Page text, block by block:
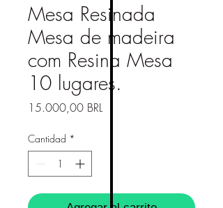
Mesa Resinada
Mesa de madeira
com Resina Mesa
10 lugares.
15.000,00 BRL
Cantidad *